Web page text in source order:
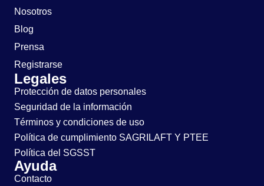
Nosotros
Blog
Prensa
Registrarse
Legales
Protección de datos personales
Seguridad de la información
Términos y condiciones de uso
Política de cumplimiento SAGRILAFT Y PTEE
Política del SGSST
Ayuda
Contacto